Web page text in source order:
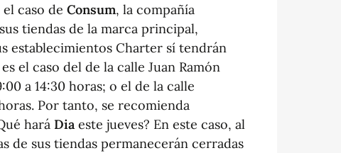
caso de Consum, la compañía
tiendas de la marca principal,
establecimientos Charter sí tendrán
el caso del de la calle Juan Ramón
a 14:30 horas; o el de la calle
Por tanto, se recomienda
hará Dia este jueves? En este caso, al
de sus tiendas permanecerán cerradas